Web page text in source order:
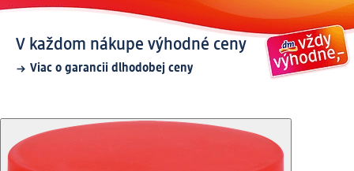
V každom nákupe výhodné ceny
Viac o garancii dlhodobej ceny